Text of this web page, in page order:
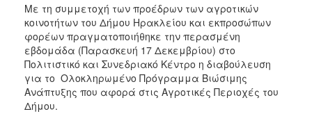
Με τη συμμετοχή των προέδρων των αγροτικών
κοινοτήτων του Δήμου Ηρακλείου και εκπροσώπων
φορέων πραγματοποιήθηκε την περασμένη
εβδομάδα (Παρασκευή 17 Δεκεμβρίου) στο
Πολιτιστικό και Συνεδριακό Κέντρο η διαβούλευση
για το Ολοκληρωμένο Πρόγραμμα Βιώσιμης
Ανάπτυξης που αφορά στις Αγροτικές Περιοχές του
Δήμου.